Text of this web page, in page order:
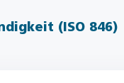
(ISO 846)